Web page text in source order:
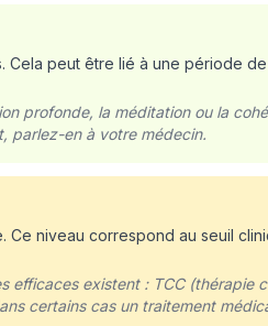
Cela peut être lié à une période
profonde, la méditation ou la
parlez-en à votre médecin.
niveau correspond au seuil
efficaces existent : TCC (thérapie
certains cas un traitement